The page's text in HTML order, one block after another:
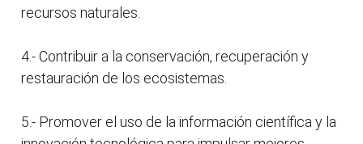
recursos naturales.
4.- Contribuir a la conservación, recuperación y
restauración de los ecosistemas.
5.- Promover el uso de la información científica y la